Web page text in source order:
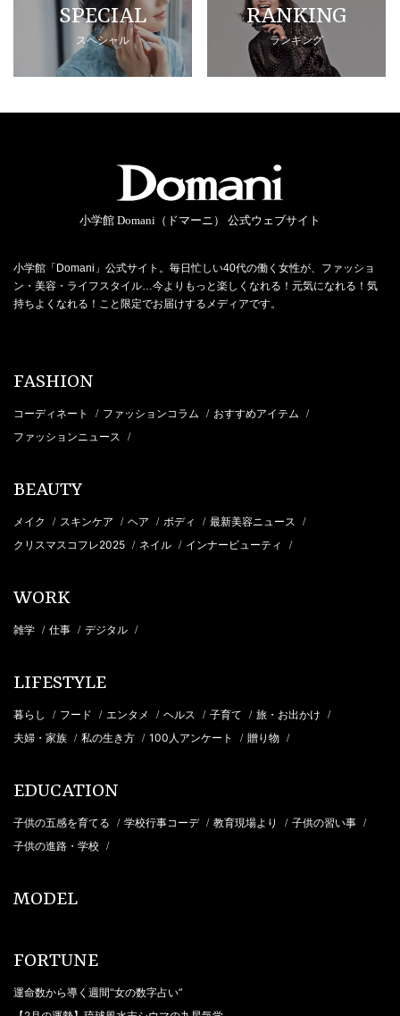
SPECIAL
スペシャル
RANKING
ランキング
小学館 Domani（ドマーニ） 公式ウェブサイト
小学館「Domani」公式サイト。毎日忙しい40代の働く女性が、ファッショ
ン・美容・ライフスタイル…今よりもっと楽しくなれる！元気になれる！気
持ちよくなれる！こと限定でお届けするメディアです。
FASHION
コーディネート / ファッションコラム / おすすめアイテム /
ファッションニュース /
BEAUTY
メイク / スキンケア / ヘア / ボディ / 最新美容ニュース /
クリスマスコフレ2025 / ネイル / インナービューティ /
WORK
雑学 / 仕事 / デジタル /
LIFESTYLE
暮らし / フード / エンタメ / ヘルス / 子育て / 旅・お出かけ /
夫婦・家族 / 私の生き方 / 100人アンケート / 贈り物 /
EDUCATION
子供の五感を育てる / 学校行事コーデ / 教育現場より / 子供の習い事 /
子供の進路・学校 /
MODEL
FORTUNE
運命数から導く週間“女の数字占い”